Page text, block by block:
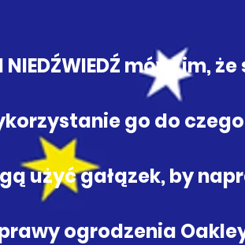
mówi im,
go do
użyć gałązek, by
ogrodzenia